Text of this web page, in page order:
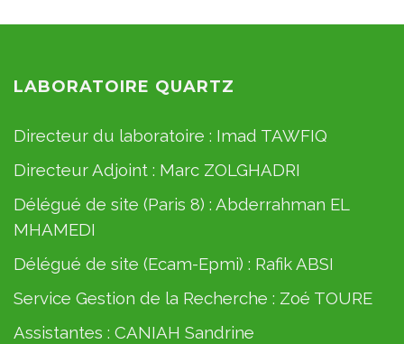
LABORATOIRE QUARTZ
Directeur du laboratoire : Imad TAWFIQ
Directeur Adjoint : Marc ZOLGHADRI
Délégué de site (Paris 8) : Abderrahman EL
MHAMEDI
Délégué de site (Ecam-Epmi) : Rafik ABSI
Service Gestion de la Recherche : Zoé TOURE
Assistantes : CANIAH Sandrine